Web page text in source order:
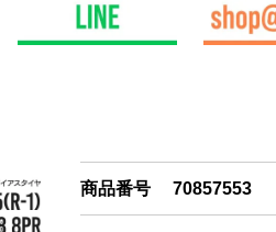
商品番号 70857553